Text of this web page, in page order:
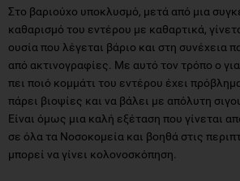
Στο βαριούχο υποκλυσμό, μετά από μια
καθαρισμό του εντέρου με καθαρτικά,
ουσία που λέγεται βάριο και στη συνέχεια
από ακτινογραφίες. Με αυτό τον τρόπο ο
πει ποιό κομμάτι του εντέρου έχει
πάρει βιοψίες και να βάλει με απόλυτη
Είναι όμως μια καλή εξέταση που γίνεται
σε όλα τα Νοσοκομεία και βοηθά στις
μπορεί να γίνει κολονοσκόπηση.